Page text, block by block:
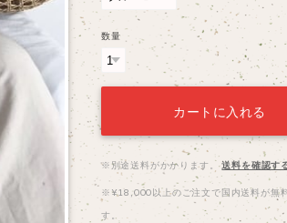
数量
カートに入れる
※別途送料がかかります。 送料を確認す
※¥18,000以上のご注文で国内送料が無
す。